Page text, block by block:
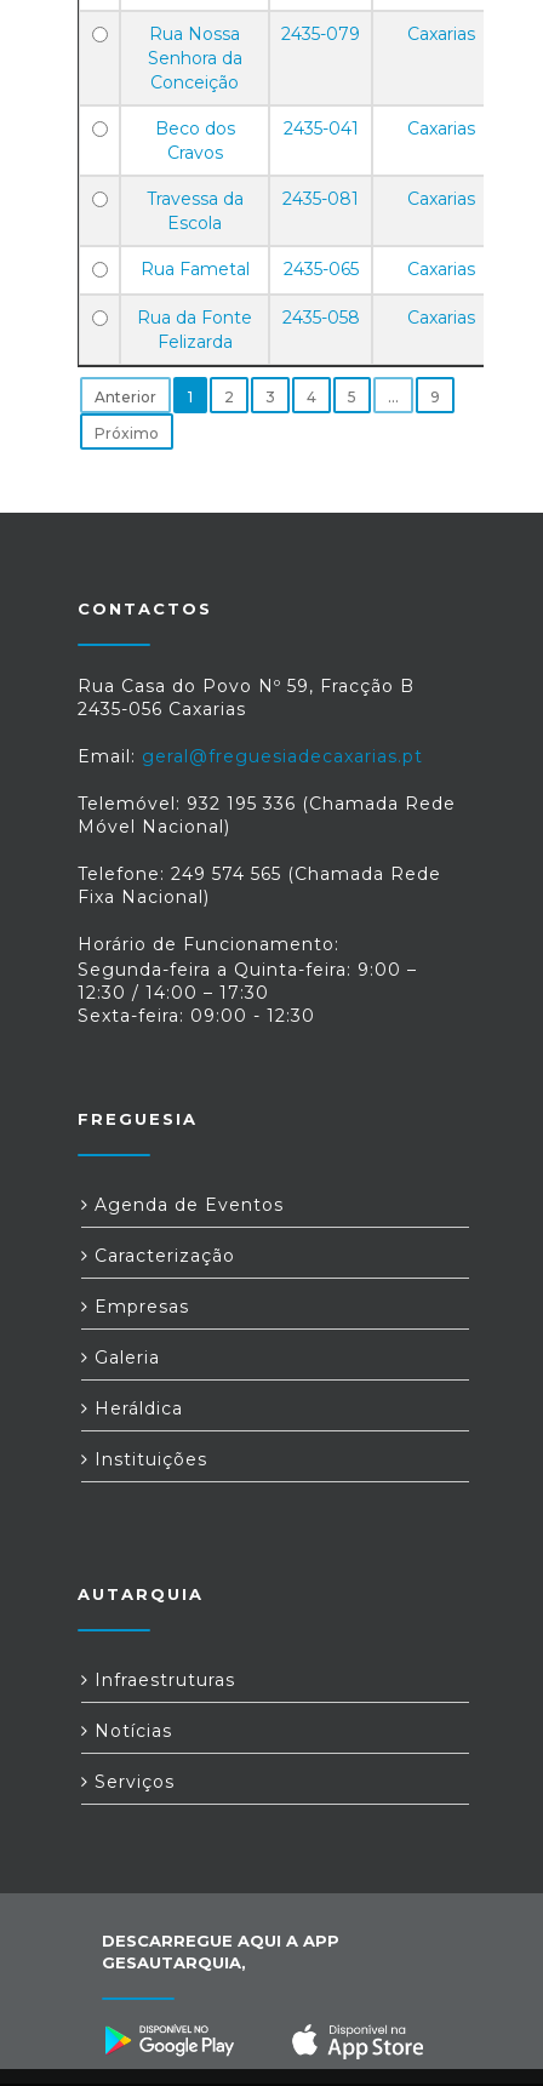
Rua Nossa
Senhora da
Conceição
2435-079 Caxarias
Beco dos
Cravos
2435-041 Caxarias
Travessa da
Escola
2435-081 Caxarias
Rua Fametal 2435-065 Caxarias
Rua da Fonte
Felizarda
2435-058 Caxarias
Anterior 1 2 3 4 5 …
9
Próximo
CONTACTOS
Rua Casa do Povo Nº 59, Fracção B
2435-056 Caxarias
Email: geral@freguesiadecaxarias.pt
Telemóvel: 932 195 336 (Chamada Rede
Móvel Nacional)
Telefone: 249 574 565 (Chamada Rede
Fixa Nacional)
Horário de Funcionamento:
Segunda-feira a Quinta-feira: 9:00 –
12:30 / 14:00 – 17:30
Sexta-feira: 09:00 - 12:30
FREGUESIA
Agenda de Eventos
Caracterização
Empresas
Galeria
Heráldica
Instituições
AUTARQUIA
Infraestruturas
Notícias
Serviços
DESCARREGUE AQUI A APP
GESAUTARQUIA,